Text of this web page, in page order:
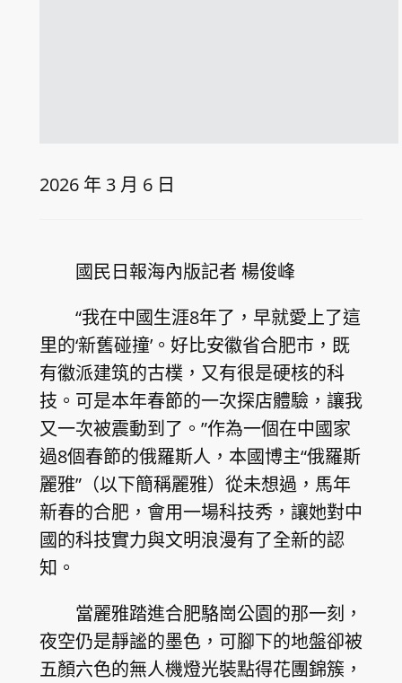
2026 年 3 月 6 日
國民日報海內版記者 楊俊峰
“我在中國生涯8年了，早就愛上了這
里的‘新舊碰撞’。好比安徽省合肥市，既
有徽派建筑的古樸，又有很是硬核的科
技。可是本年春節的一次探店體驗，讓我
又一次被震動到了。”作為一個在中國家
過8個春節的俄羅斯人，本國博主“俄羅斯
麗雅”（以下簡稱麗雅）從未想過，馬年
新春的合肥，會用一場科技秀，讓她對中
國的科技實力與文明浪漫有了全新的認
知。
當麗雅踏進合肥駱崗公園的那一刻，
夜空仍是靜謐的墨色，可腳下的地盤卻被
五顏六色的無人機燈光裝點得花團錦簇，